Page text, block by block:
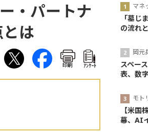
・パートナ
は
印刷 ｱﾝｹｰﾄ
マネ
「墓じ
の流れ
岡元
スペー
表、数
モト
【米国
幕、AI